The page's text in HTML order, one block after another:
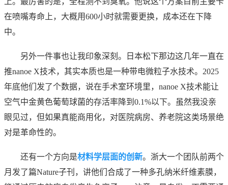
在喷嘴寿命上，大概用600小时就需要更换，成本还在下降
中。
另外一件事也让我印象深刻。日本松下那边这几年一直在
推nanoe X技术，其实本质也是一种带电微粒子水技术。2025
年底他们发了个数据，说在手术室环境里，nanoe X技术能让
空气中金黄色葡萄球菌的存活率降到0.1%以下。虽然我没亲
眼见过，但如果真能商用化，对医院病房、养老院这类场景绝
对是革命性的。
还有一个方向是材料学层面的创新。浙大一个团队前两个
月发了篇Nature子刊，讲他们合成了一种多孔纳米纤维素膜，